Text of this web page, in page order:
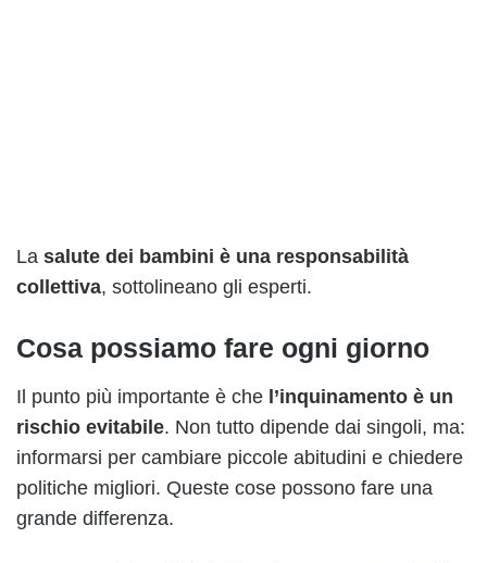
La salute dei bambini è una responsabilità
collettiva, sottolineano gli esperti.
Cosa possiamo fare ogni giorno
Il punto più importante è che l’inquinamento è un
rischio evitabile. Non tutto dipende dai singoli, ma:
informarsi per cambiare piccole abitudini e chiedere
politiche migliori. Queste cose possono fare una
grande differenza.